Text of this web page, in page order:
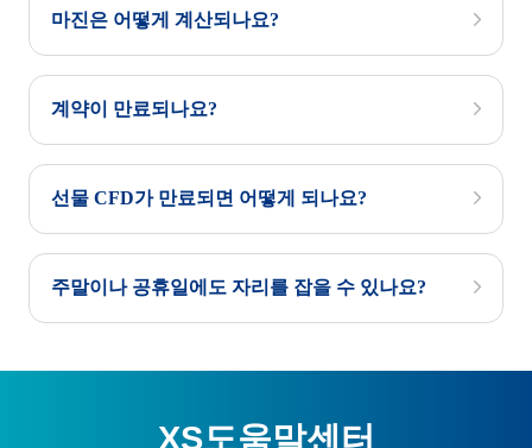
마진은 어떻게 계산되나요?
계약이 만료되나요?
선물 CFD가 만료되면 어떻게 되나요?
주말이나 공휴일에도 자리를 잡을 수 있나요?
XS도움말센터